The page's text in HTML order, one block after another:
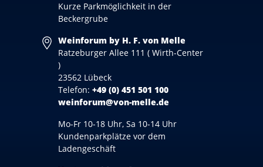
Kurze Parkmöglichkeit in der
Beckergrube
Weinforum by H. F. von Melle
Ratzeburger Allee 111 ( Wirth-Center
)
23562 Lübeck
Telefon: +49 (0) 451 501 100
weinforum@von-melle.de
Mo-Fr 10-18 Uhr, Sa 10-14 Uhr
Kundenparkplätze vor dem
Ladengeschäft